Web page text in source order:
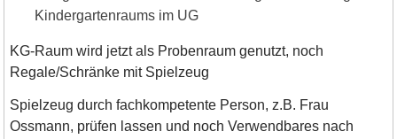
Kindergartenraums im UG
KG-Raum wird jetzt als Probenraum genutzt, noch
Regale/Schränke mit Spielzeug
Spielzeug durch fachkompetente Person, z.B. Frau
Ossmann, prüfen lassen und noch Verwendbares nach